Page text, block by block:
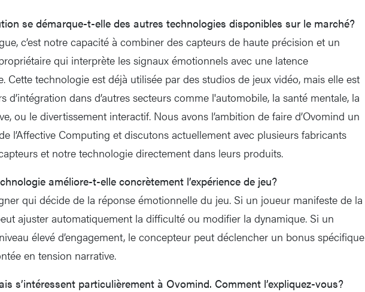
se démarque-t-elle des autres technologies disponibles sur le marché?
c’est notre capacité à combiner des capteurs de haute précision et un
qui interprète les signaux émotionnels avec une latence
Cette technologie est déjà utilisée par des studios de jeux vidéo, mais elle est
d’intégration dans d’autres secteurs comme l'automobile, la santé mentale, la
ou le divertissement interactif. Nous avons l’ambition de faire d’Ovomind un
l’Affective Computing et discutons actuellement avec plusieurs fabricants
et notre technologie directement dans leurs produits.
améliore-t-elle concrètement l’expérience de jeu?
qui décide de la réponse émotionnelle du jeu. Si un joueur manifeste de la
ajuster automatiquement la difficulté ou modifier la dynamique. Si un
élevé d’engagement, le concepteur peut déclencher un bonus spécifique
en tension narrative.
s’intéressent particulièrement à Ovomind. Comment l’expliquez-vous?